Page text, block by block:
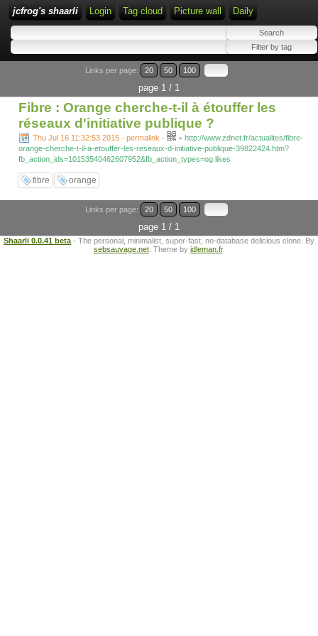
jcfrog's shaarli Login Tag cloud Picture wall Daily
Links per page: 20 50 100
page 1 / 1
Fibre : Orange cherche-t-il à étouffer les
réseaux d'initiative publique ?
Thu Jul 16 11:32:53 2015 - permalink - - http://www.zdnet.fr/actualites/fibre-
orange-cherche-t-il-a-etouffer-les-reseaux-d-initiative-publique-39822424.htm?
fb_action_ids=10153540462607952&fb_action_types=og.likes
fibre orange
Links per page: 20 50 100
page 1 / 1
Shaarli 0.0.41 beta - The personal, minimalist, super-fast, no-database delicious clone. By
sebsauvage.net. Theme by idleman.fr.